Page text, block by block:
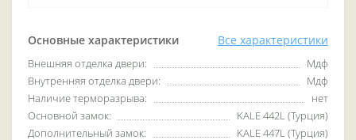
Основные характеристики Все характеристики
Внешняя отделка двери:
Мдф
Внутренняя отделка двери:
Мдф
Наличие терморазрыва:
нет
Основной замок:
KALE 442L (Турция)
Дополнительный замок:
KALE 447L (Турция)